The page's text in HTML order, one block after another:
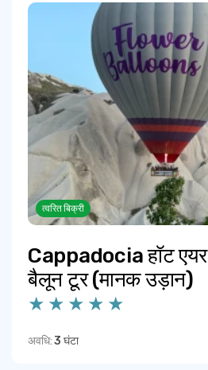
त्वरित बिक्री
Cappadocia हॉट एयर
बैलून टूर (मानक उड़ान)
अवधि:3 घंटा